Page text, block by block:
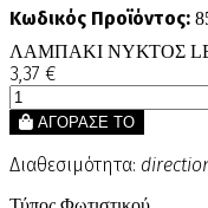
Κωδικός Προϊόντος:
ΛΑΜΠΑΚΙ ΝΥΚΤΟΣ
3,37 €
ΑΓΟΡΑΣΕ ΤΟ
Διαθεσιμότητα: